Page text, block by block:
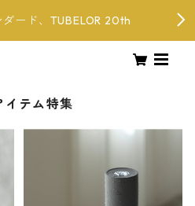
ダード、TUBELOR 20th
イテム特集